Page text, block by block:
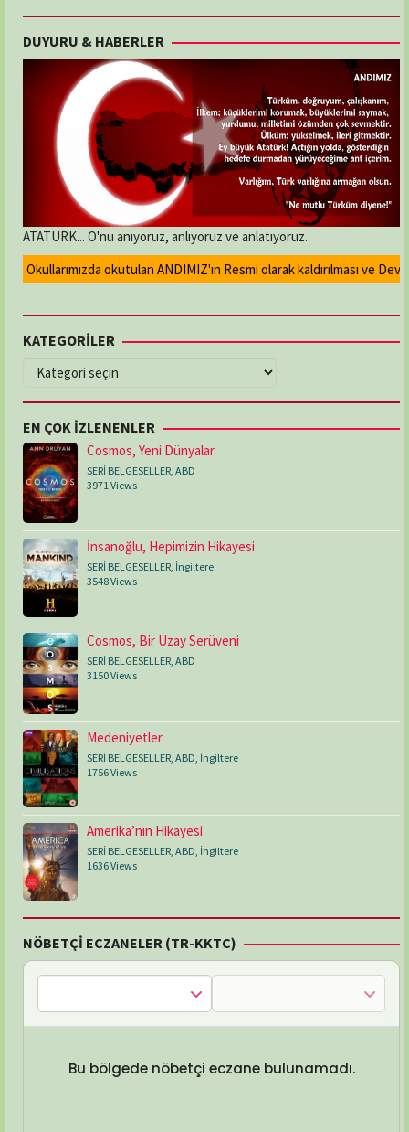
DUYURU & HABERLER
ATATÜRK... O'nu anıyoruz, anlıyoruz ve anlatıyoruz.
Okullarımızda okutulan ANDIMIZ'ın Resmi olarak kaldırılması ve
KATEGORİLER
KATEGORİLER
EN ÇOK İZLENENLER
Cosmos, Yeni Dünyalar
SERİ BELGESELLER, ABD
3971 Views
İnsanoğlu, Hepimizin Hikayesi
SERİ BELGESELLER, İngiltere
3548 Views
Cosmos, Bir Uzay Serüveni
SERİ BELGESELLER ABD
3150 Views
Medeniyetler
SERİ BELGESELLER ABD İngiltere
1756 Views
Amerika’nın Hikayesi
SERİ BELGESELLER ABD İngiltere
1636 Views
NÖBETÇİ ECZANELER (TR-KKTC)
Bu bölgede nöbetçi eczane bulunamadı.